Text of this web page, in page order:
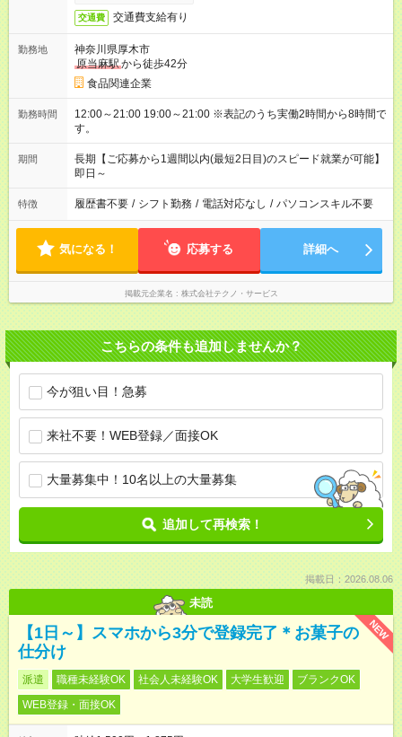
交通費 交通費支給有り
勤務地
神奈川県厚木市
原当麻駅から徒歩42分
食品関連企業
勤務時間
12:00～21:00 19:00～21:00 ※表記のうち実働2時間から8時間で
す。
期間
長期【ご応募から1週間以内(最短2日目)のスピード就業が可能】
即日～
特徴 履歴書不要 / シフト勤務 / 電話対応なし / パソコンスキル不要
気になる！ 応募する 詳細へ
掲載元企業名 株式会社テクノ・サービス
こちらの条件も追加しませんか？
今が狙い目！急募
来社不要！WEB登録／面接OK
大量募集中！10名以上の大量募集
追加して再検索！
掲載日：2026.08.06
未読
NEW
【1日～】スマホから3分で登録完了＊お菓子の
仕分け
派遣 職種未経験OK 社会人未経験OK 大学生歓迎
ブランクOK
WEB登録・面接OK